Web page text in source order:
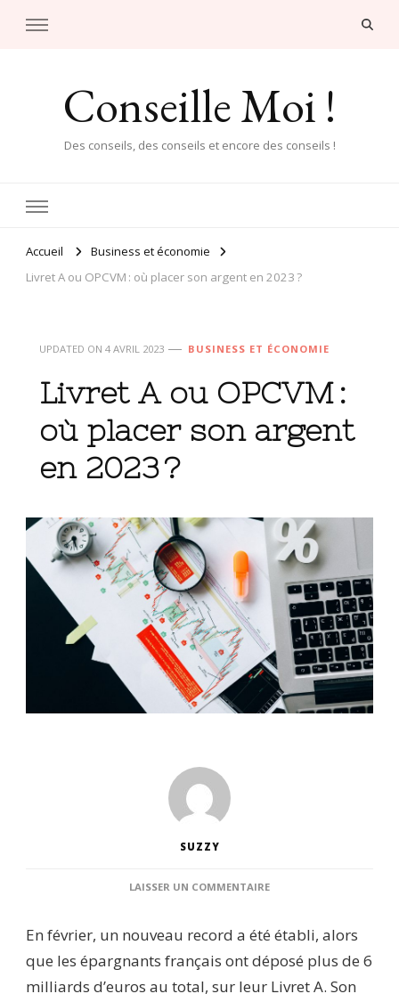
Conseille Moi !
Des conseils, des conseils et encore des conseils !
Accueil
Business et économie
Livret A ou OPCVM : où placer son argent en 2023 ?
UPDATED ON 4 AVRIL 2023 BUSINESS ET ÉCONOMIE
Livret A ou OPCVM :
où placer son argent
en 2023 ?
SUZZY
LAISSER UN COMMENTAIRESUR
OU
OPCVM :
OÙ
PLACER
En février, un nouveau record a été établi, alors
que les épargnants français ont déposé plus de 6
milliards d’euros au total, sur leur Livret A. Son